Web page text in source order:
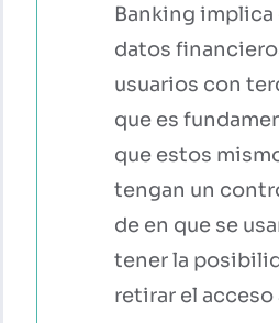
Banking
datos
usuarios con
que es
que estos
tengan un
de en que se
tener la
retirar el acceso